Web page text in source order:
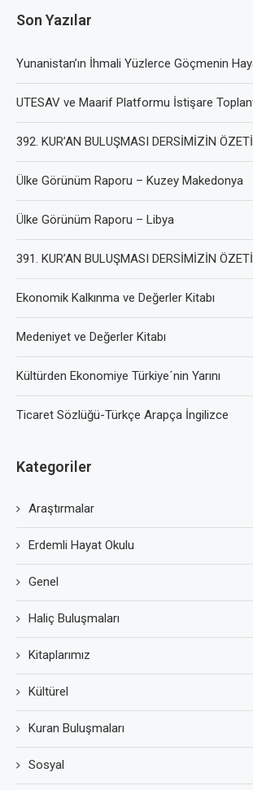
Son Yazılar
Yunanistan’ın İhmali Yüzlerce Göçmenin
UTESAV ve Maarif Platformu İstişare
392. KUR’AN BULUŞMASI DERSİMİZİN ÖZETİ
Ülke Görünüm Raporu – Kuzey Makedonya
Ülke Görünüm Raporu – Libya
391. KUR’AN BULUŞMASI DERSİMİZİN ÖZETİ
Ekonomik Kalkınma ve Değerler Kitabı
Medeniyet ve Değerler Kitabı
Kültürden Ekonomiye Türkiye´nin Yarını
Ticaret Sözlüğü-Türkçe Arapça İngilizce
Kategoriler
Araştırmalar
Erdemli Hayat Okulu
Genel
Haliç Buluşmaları
Kitaplarımız
Kültürel
Kuran Buluşmaları
Sosyal